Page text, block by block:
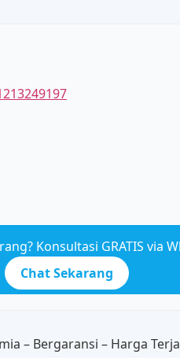
Konsultasi GRATIS via
Chat Sekarang
– Bergaransi – Harga